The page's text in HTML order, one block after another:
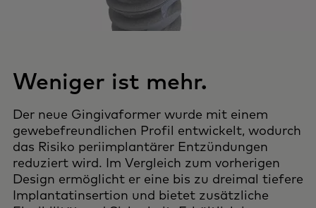
Weniger ist mehr.
Der neue Gingivaformer wurde mit einem
gewebefreundlichen Profil entwickelt, wodurch
das Risiko periimplantärer Entzündungen
reduziert wird. Im Vergleich zum vorherigen
Design ermöglicht er eine bis zu dreimal tiefere
Implantatinsertion und bietet zusätzliche